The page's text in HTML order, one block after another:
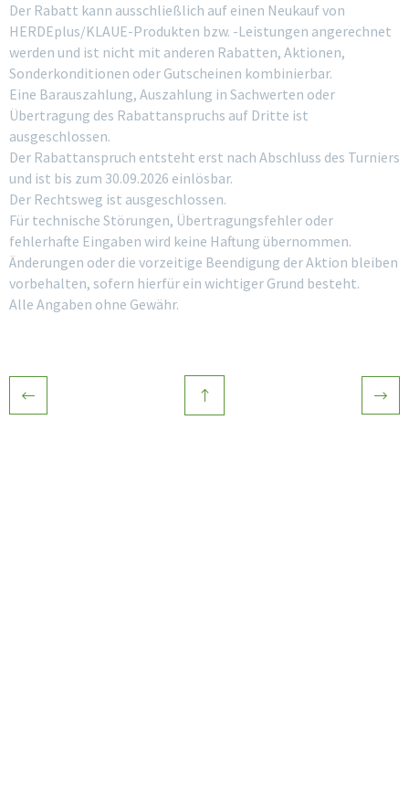
Der Rabatt kann ausschließlich auf einen Neukauf von
HERDEplus/KLAUE-Produkten bzw. -Leistungen angerechnet
werden und ist nicht mit anderen Rabatten, Aktionen,
Sonderkonditionen oder Gutscheinen kombinierbar.
Eine Barauszahlung, Auszahlung in Sachwerten oder
Übertragung des Rabattanspruchs auf Dritte ist
ausgeschlossen.
Der Rabattanspruch entsteht erst nach Abschluss des Turniers
und ist bis zum 30.09.2026 einlösbar.
Der Rechtsweg ist ausgeschlossen.
Für technische Störungen, Übertragungsfehler oder
fehlerhafte Eingaben wird keine Haftung übernommen.
Änderungen oder die vorzeitige Beendigung der Aktion bleiben
vorbehalten, sofern hierfür ein wichtiger Grund besteht.
Alle Angaben ohne Gewähr.